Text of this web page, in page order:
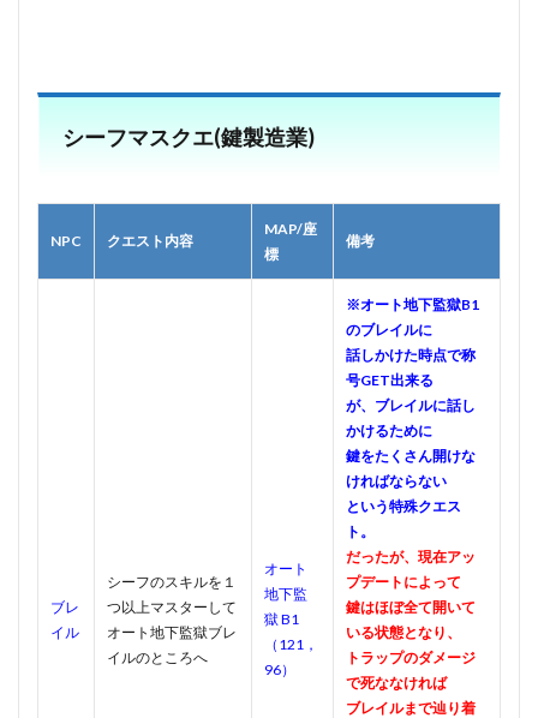
シーフマスクエ(鍵製造業)
NPC クエスト内容
MAP/座
標
備考
ブレ
イル
シーフのスキルを１
つ以上マスターして
オート地下監獄ブレ
イルのところへ
オート
地下監
獄 B1
（121，
96）
※オート地下監獄B1
のブレイルに
話しかけた時点で称
号GET出来る
が、ブレイルに話し
かけるために
鍵をたくさん開けな
ければならない
という特殊クエス
ト。
だったが、現在アッ
プデートによって
鍵はほぼ全て開いて
いる状態となり、
トラップのダメージ
で死ななければ
ブレイルまで辿り着